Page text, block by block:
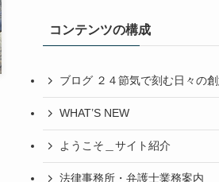
コンテンツの構成
ブログ ２４節気で刻む日々の
WHAT’S NEW
ようこそ＿サイト紹介
法律事務所・弁護士業務案内